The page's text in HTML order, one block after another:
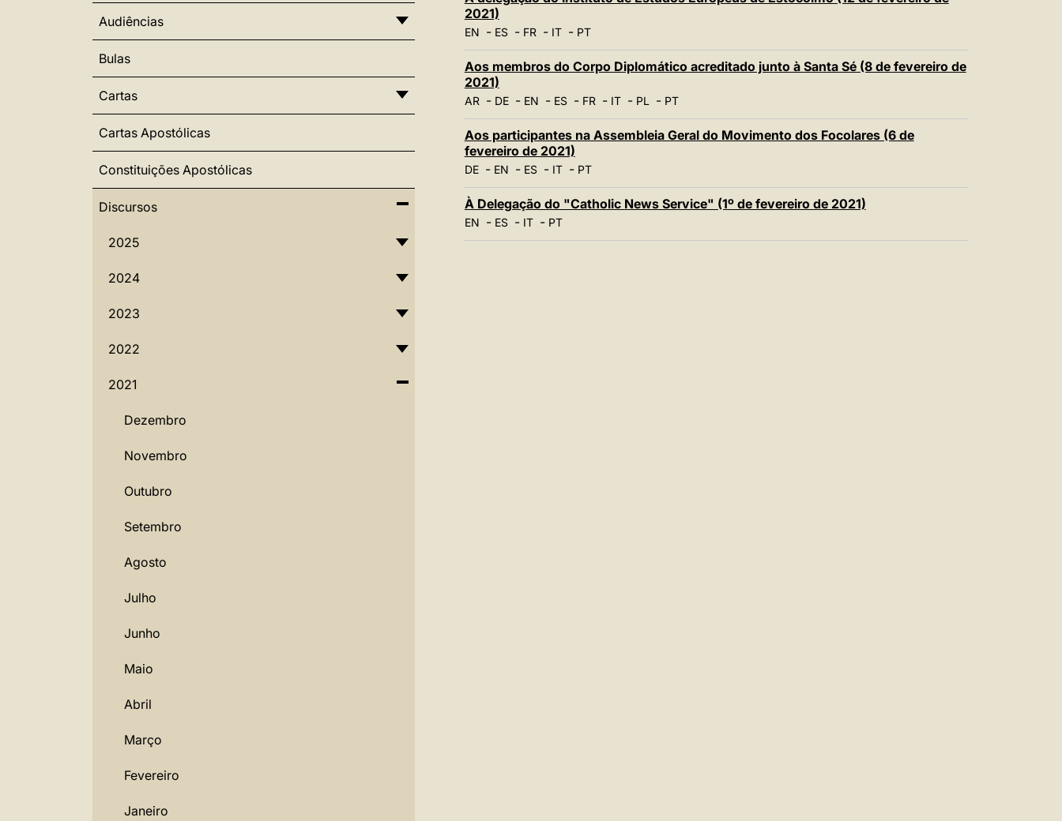
Audiências
Bulas
Cartas
Cartas Apostólicas
Constituições Apostólicas
Discursos
2025
2024
2023
2022
2021
Dezembro
Novembro
Outubro
Setembro
Agosto
Julho
Junho
Maio
Abril
Março
Fevereiro
Janeiro
2021)
EN - ES- FR- IT- PT
Aos membros do Corpo Diplomático acreditado junto à Santa Sé (8 de fevereiro de
2021)
AR- DE- EN - ES- FR- IT- PL- PT
Aos participantes na Assembleia Geral do Movimento dos Focolares (6 de
fevereiro de 2021)
DE- EN - ES- IT- PT
À Delegação do "Catholic News Service" (1º de fevereiro de 2021)
EN - ES- IT- PT